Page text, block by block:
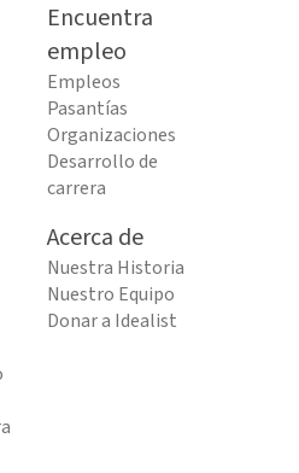
Encuentra
empleo
Empleos
Pasantías
Organizaciones
Desarrollo de
carrera
Acerca de
Nuestra Historia
Nuestro Equipo
Donar a Idealist